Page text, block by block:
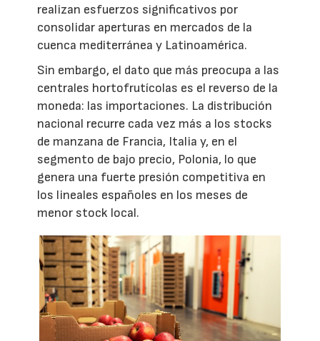
realizan esfuerzos significativos por
consolidar aperturas en mercados de la
cuenca mediterránea y Latinoamérica.
Sin embargo, el dato que más preocupa a las
centrales hortofrutícolas es el reverso de la
moneda: las importaciones. La distribución
nacional recurre cada vez más a los stocks
de manzana de Francia, Italia y, en el
segmento de bajo precio, Polonia, lo que
genera una fuerte presión competitiva en
los lineales españoles en los meses de
menor stock local.